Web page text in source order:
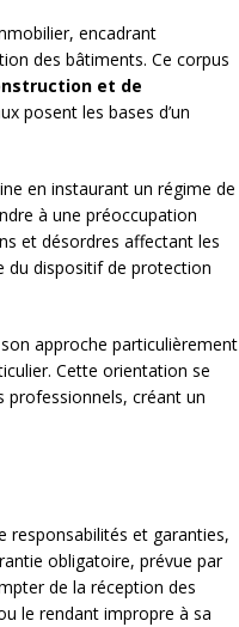
encadrant
des bâtiments. Ce corpus
et de
posent les bases d’un
en instaurant un régime de
à une préoccupation
et désordres affectant les
du dispositif de protection
approche particulièrement
Cette orientation se
professionnels, créant un
responsabilités et garanties,
obligatoire, prévue par
de la réception des
le rendant impropre à sa